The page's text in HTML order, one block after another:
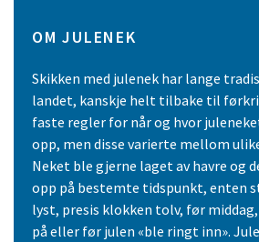
OM JULENEK
Skikken med julenek har lange
landet, kanskje helt tilbake til
faste regler for når og hvor
opp, men disse varierte mellom
Neket ble gjerne laget av havre og
opp på bestemte tidspunkt, enten
lyst, presis klokken tolv, før
på eller før julen «ble ringt inn».